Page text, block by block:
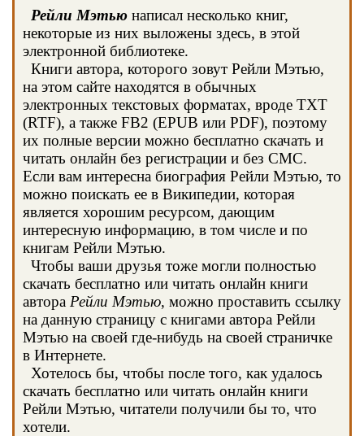
Рейли Мэтью написал несколько книг,
некоторые из них выложены здесь, в этой
электронной библиотеке.
Книги автора, которого зовут Рейли Мэтью,
на этом сайте находятся в обычных
электронных текстовых форматах, вроде TXT
(RTF), а также FB2 (EPUB или PDF), поэтому
их полные версии можно бесплатно скачать и
читать онлайн без регистрации и без СМС.
Если вам интересна биография Рейли Мэтью, то
можно поискать ее в Википедии, которая
является хорошим ресурсом, дающим
интересную информацию, в том числе и по
книгам Рейли Мэтью.
Чтобы ваши друзья тоже могли полностью
скачать бесплатно или читать онлайн книги
автора Рейли Мэтью, можно проставить ссылку
на данную страницу с книгами автора Рейли
Мэтью на своей где-нибудь на своей страничке
в Интернете.
Хотелось бы, чтобы после того, как удалось
скачать бесплатно или читать онлайн книги
Рейли Мэтью, читатели получили бы то, что
хотели.